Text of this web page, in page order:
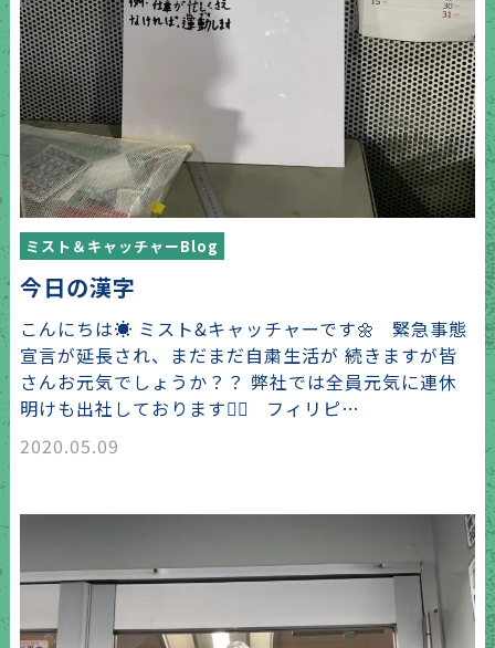
ミスト＆キャッチャーBlog
今日の漢字
こんにちは☀️ ミスト&キャッチャーです🌼 緊急事態
宣言が延長され、まだまだ自粛生活が 続きますが皆
さんお元気でしょうか？？ 弊社では全員元気に連休
明けも出社しております👍🏻 フィリピ…
2020.05.09